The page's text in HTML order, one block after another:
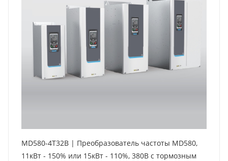
MD580-4T32B | Преобразователь частоты MD580,
11кВт - 150% или 15кВт - 110%, 380В с тормозным